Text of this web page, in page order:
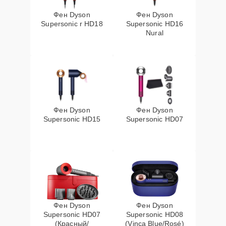
Фен Dyson
Supersonic r HD18
Фен Dyson
Supersonic HD16
Nural
Фен Dyson
Supersonic HD15
Фен Dyson
Supersonic HD07
Фен Dyson
Supersonic HD07
(Красный/
Фен Dyson
Supersonic HD08
(Vinca Blue/Rosé)